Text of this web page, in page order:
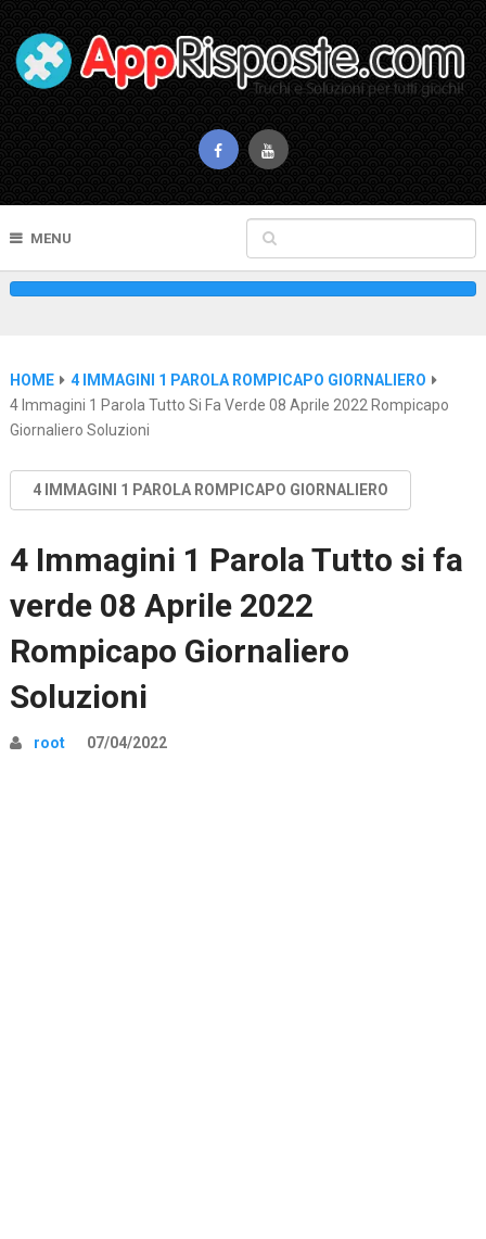
MENU
HOME
4 IMMAGINI 1 PAROLA ROMPICAPO GIORNALIERO
4 Immagini 1 Parola Tutto Si Fa Verde 08 Aprile 2022 Rompicapo
Giornaliero Soluzioni
4 IMMAGINI 1 PAROLA ROMPICAPO GIORNALIERO
4 Immagini 1 Parola Tutto si fa
verde 08 Aprile 2022
Rompicapo Giornaliero
Soluzioni
root 07/04/2022